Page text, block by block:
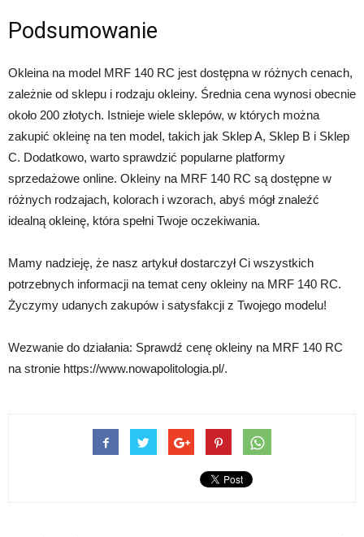
Podsumowanie
Okleina na model MRF 140 RC jest dostępna w różnych cenach,
zależnie od sklepu i rodzaju okleiny. Średnia cena wynosi obecnie
około 200 złotych. Istnieje wiele sklepów, w których można
zakupić okleinę na ten model, takich jak Sklep A, Sklep B i Sklep
C. Dodatkowo, warto sprawdzić popularne platformy
sprzedażowe online. Okleiny na MRF 140 RC są dostępne w
różnych rodzajach, kolorach i wzorach, abyś mógł znaleźć
idealną okleinę, która spełni Twoje oczekiwania.
Mamy nadzieję, że nasz artykuł dostarczył Ci wszystkich
potrzebnych informacji na temat ceny okleiny na MRF 140 RC.
Życzymy udanych zakupów i satysfakcji z Twojego modelu!
Wezwanie do działania: Sprawdź cenę okleiny na MRF 140 RC
na stronie https://www.nowapolitologia.pl/.